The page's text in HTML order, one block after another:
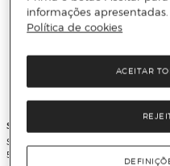
Samsung
Smartphone Samsung Galaxy A36
5G 128GB + 6GB RAM, 6,7" Dual-SIM
informações apresentadas.
Política de cookies
ACEITAR